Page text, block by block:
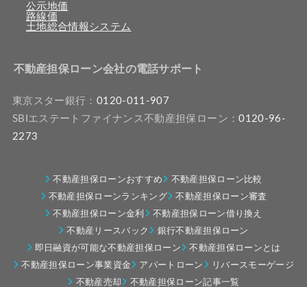
公示地価
路線価
土地総合情報システム
不動産担保ローン会社の電話サポート
東京スター銀行： 0120-011-907
SBIエステートファイナンス不動産担保ローン：0120-96-
2273
不動産担保ローンおすすめ
不動産担保ローン比較
不動産担保ローンランキング
不動産担保ローン審査
不動産担保ローン金利
不動産担保ローン借り換え
不動産リースバック
銀行不動産担保ローン
即日融資が可能な不動産担保ローン
不動産担保ローンとは
不動産担保ローン事業資金
アパートローン
リバースモーゲージ
不動産売却
不動産担保ローン記事一覧